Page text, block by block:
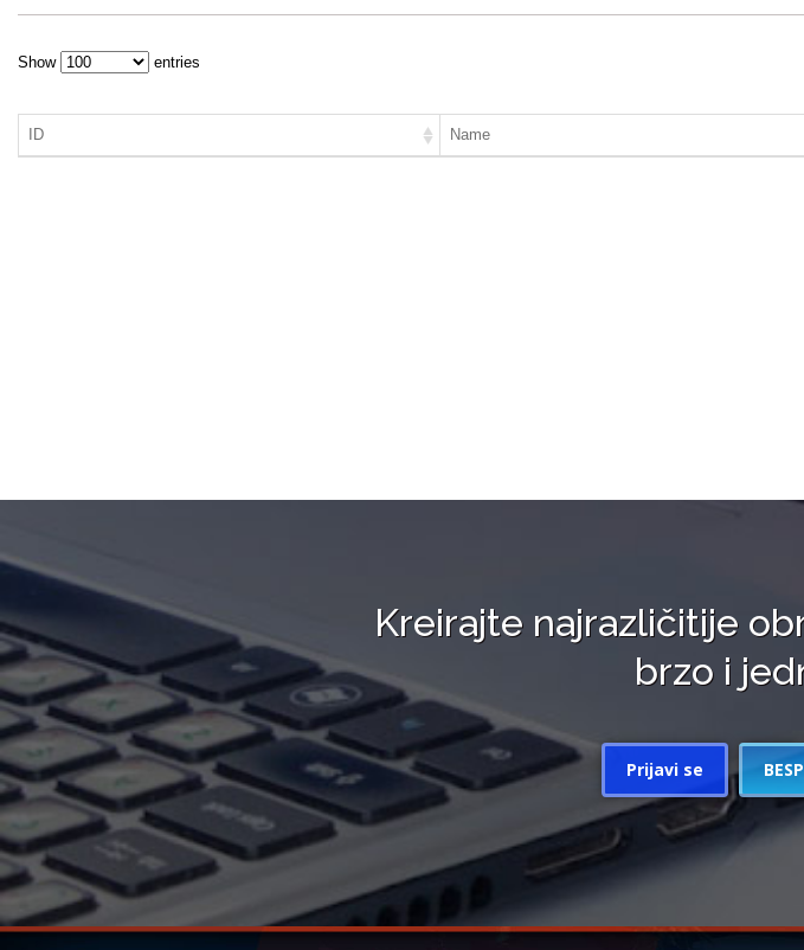
Show entries
ID Name
Kreirajte najrazličitije
brzo i
Prijavi se